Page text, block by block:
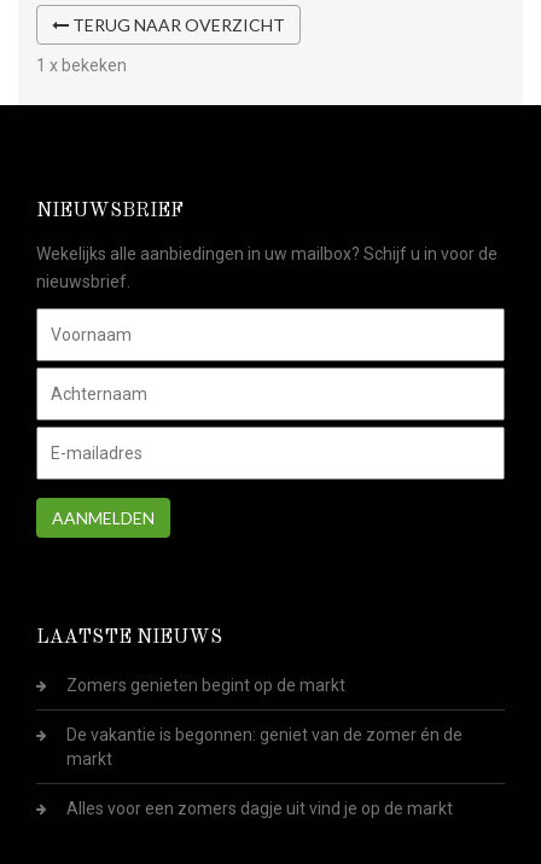
TERUG NAAR OVERZICHT
1 x bekeken
NIEUWSBRIEF
Wekelijks alle aanbiedingen in uw mailbox? Schijf u in voor de
nieuwsbrief.
AANMELDEN
LAATSTE NIEUWS
Zomers genieten begint op de markt
De vakantie is begonnen: geniet van de zomer én de
markt
Alles voor een zomers dagje uit vind je op de markt